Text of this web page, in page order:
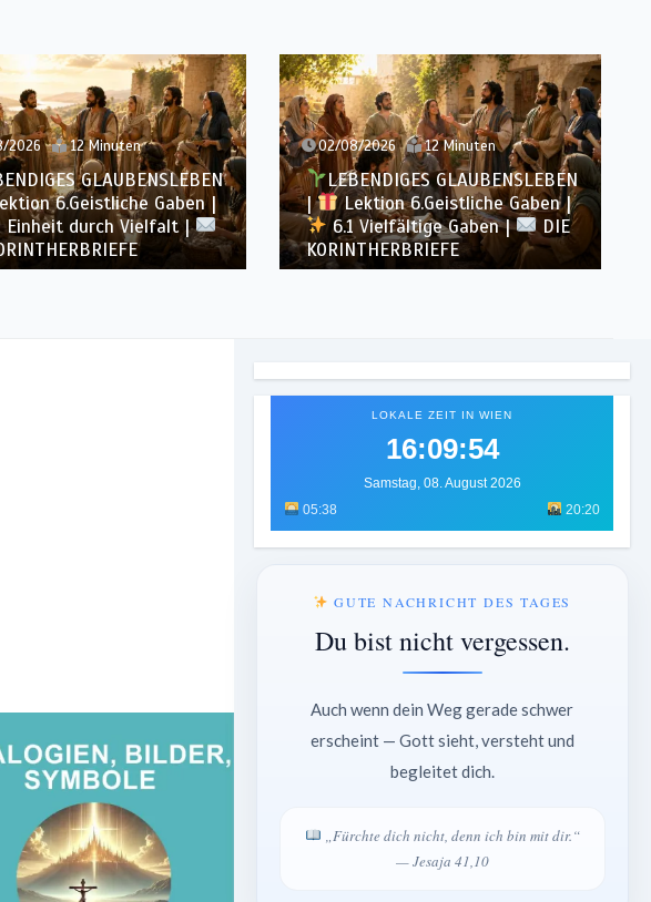
2026 12 Minuten
GLAUBENSLEBEN
6.Geistliche Gaben |
Einheit durch Vielfalt |
02/08/2026 12 Minuten
LEBENDIGES GLAUBENSLEBEN
|
Lektion 6.Geistliche Gaben |
6.1 Vielfältige Gaben |
DIE
KORINTHERBRIEFE
LOKALE ZEIT IN WIEN
16:09:55
Samstag, 08. August 2026
05:38
20:20
GUTE NACHRICHT DES TAGES
Du bist nicht vergessen.
Auch wenn dein Weg gerade schwer
erscheint — Gott sieht, versteht und
begleitet dich.
„Fürchte dich nicht, denn ich bin mit dir.“
— Jesaja 41,10